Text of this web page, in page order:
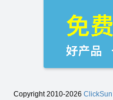
Copyright 2010-2026 ClickSun